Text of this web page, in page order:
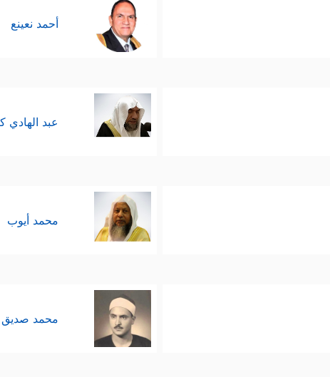
أحمد نعينع
عبد الهادي
محمد أيوب
محمد صديق